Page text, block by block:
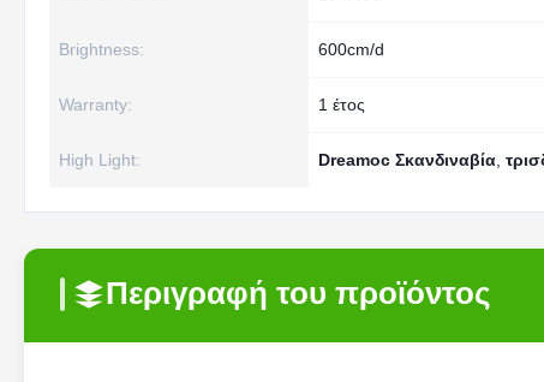
Brightness: 600cm/d
Warranty: 1 έτος
High Light: Dreamoc Σκανδιναβία
Περιγραφή του προϊόντος